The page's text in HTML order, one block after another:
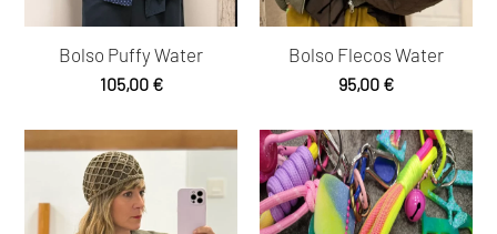
Bolso Puffy Water
105,00 €
Bolso Flecos Water
95,00 €